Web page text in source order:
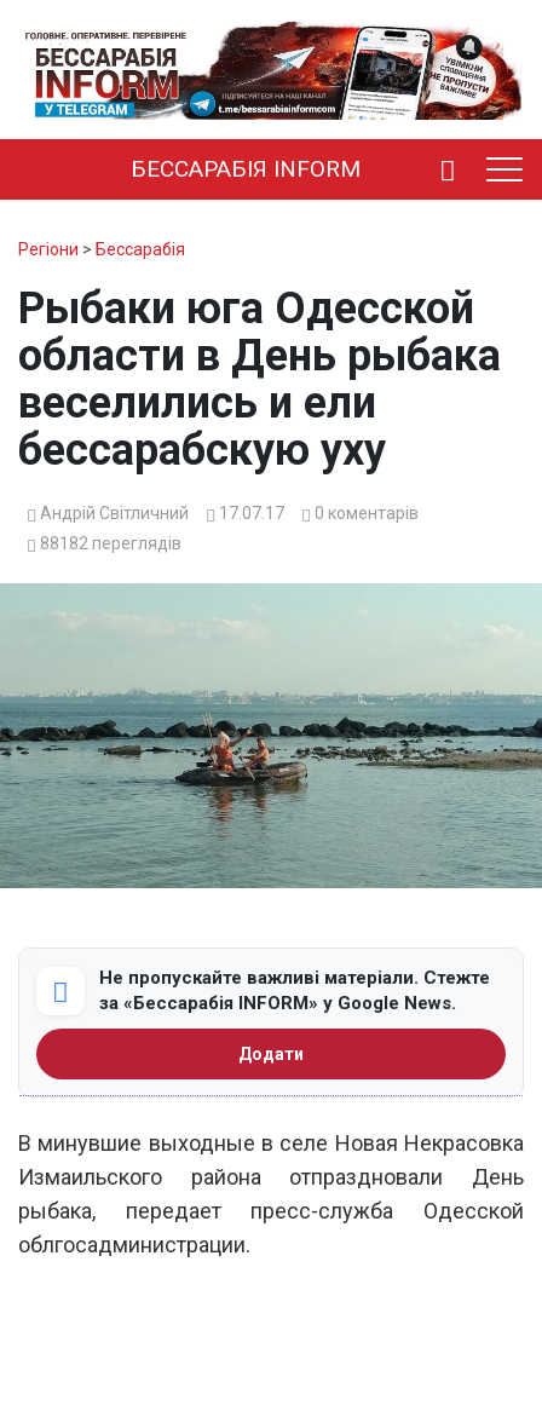
БЕССАРАБІЯ INFORM
Регіони > Бессарабія
Рыбаки юга Одесской
области в День рыбака
веселились и ели
бессарабскую уху
Андрій Світличний 17.07.17 0 коментарів
88182 переглядів
Не пропускайте важливі матеріали. Стежте
за «Бессарабія INFORM» у Google News.
Додати
В минувшие выходные в селе Новая Некрасовка
Измаильского района отпраздновали День
рыбака, передает пресс-служба Одесской
облгосадминистрации.